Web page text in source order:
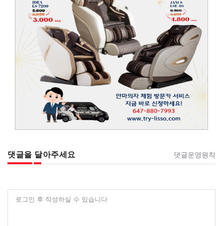
댓글을 달아주세요 댓글운영원칙
로그인 후 작성하실 수 있습니다